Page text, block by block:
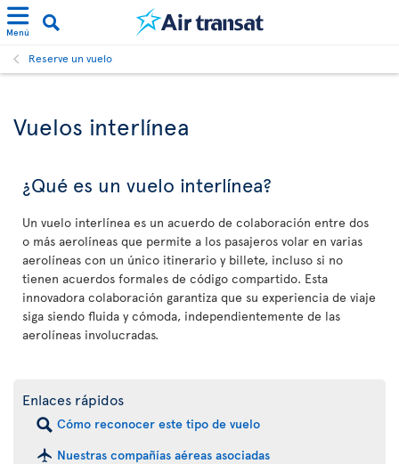
Menú
Reserve un vuelo
Vuelos interlínea
¿Qué es un vuelo interlínea?
Un vuelo interlínea es un acuerdo de colaboración entre dos
o más aerolíneas que permite a los pasajeros volar en varias
aerolíneas con un único itinerario y billete, incluso si no
tienen acuerdos formales de código compartido. Esta
innovadora colaboración garantiza que su experiencia de viaje
siga siendo fluida y cómoda, independientemente de las
aerolíneas involucradas.
Enlaces rápidos
Cómo reconocer este tipo de vuelo
Nuestras compañías aéreas asociadas